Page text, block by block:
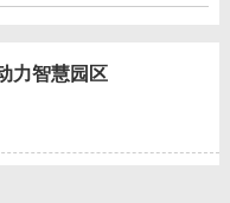
力智慧园区